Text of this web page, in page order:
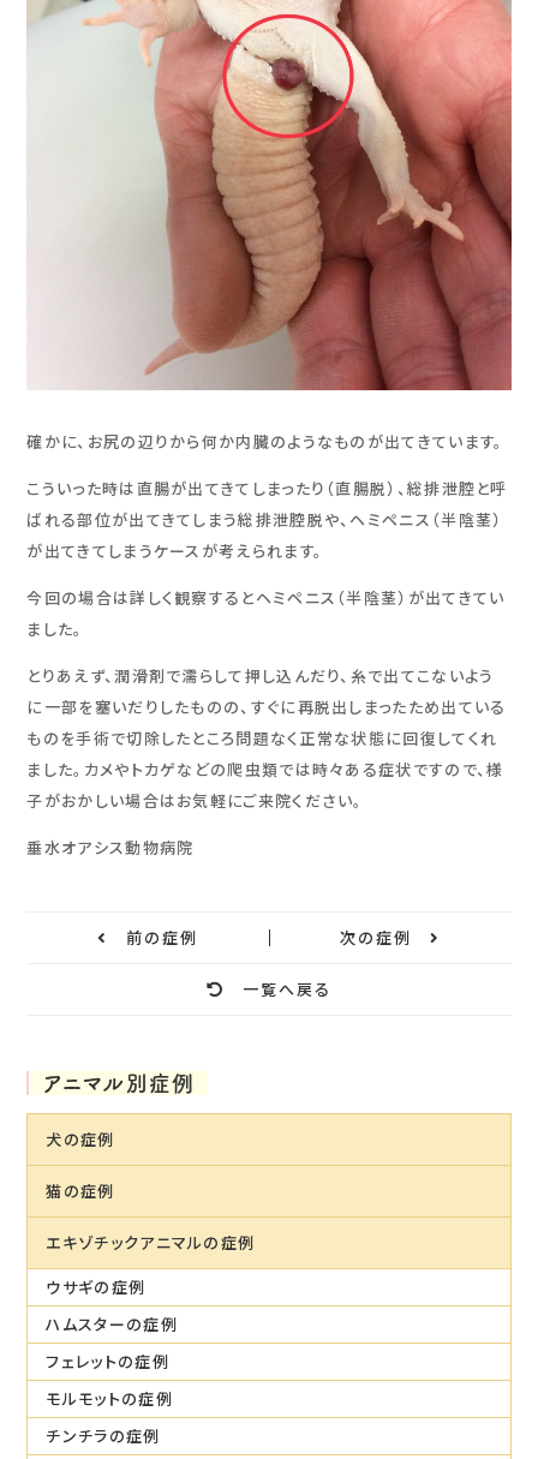
確かに、お尻の辺りから何か内臓のようなものが出てきています。
こういった時は直腸が出てきてしまったり（直腸脱）、総排泄腔と呼
ばれる部位が出てきてしまう総排泄腔脱や、ヘミペニス（半陰茎）
が出てきてしまうケースが考えられます。
今回の場合は詳しく観察するとヘミペニス（半陰茎）が出てきてい
ました。
とりあえず、潤滑剤で濡らして押し込んだり、糸で出てこないよう
に一部を塞いだりしたものの、すぐに再脱出しまったため出ている
ものを手術で切除したところ問題なく正常な状態に回復してくれ
ました。カメやトカゲなどの爬虫類では時々ある症状ですので、様
子がおかしい場合はお気軽にご来院ください。
垂水オアシス動物病院
前の症例
一覧へ戻る
次の症例
アニマル別症例
犬の症例
猫の症例
エキゾチックアニマルの症例
ウサギの症例
ハムスターの症例
フェレットの症例
モルモットの症例
チンチラの症例